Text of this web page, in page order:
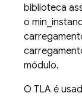
biblioteca
o
módulo.
O TLA é